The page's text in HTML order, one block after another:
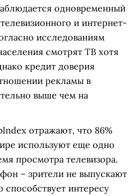
одновременный
и интернет-
исследованиям
смотрят ТВ хотя
кредит доверия
рекламы в
выше чем на
отражают, что 86%
используют еще одно
просмотра телевизора.
– зрители не выпускают
способствует интересу